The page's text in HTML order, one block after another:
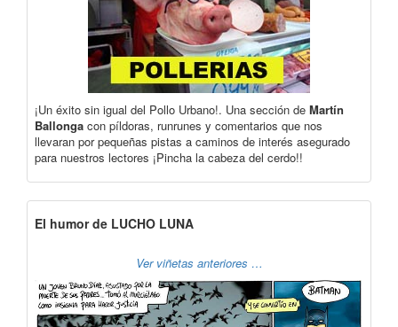
¡Un éxito sin igual del Pollo Urbano!. Una sección de Martín
Ballonga con píldoras, runrunes y comentarios que nos
llevaran por pequeñas pistas a caminos de interés asegurado
para nuestros lectores ¡Pincha la cabeza del cerdo!!
El humor de LUCHO LUNA
Ver viñetas anteriores …